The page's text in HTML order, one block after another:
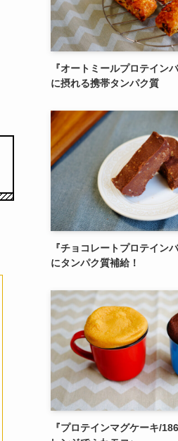
『オートミールプロテイン
に摂れる携帯タンパク質
『チョコレートプロテイン
にタンパク質補給！
『プロテインマグケーキ/